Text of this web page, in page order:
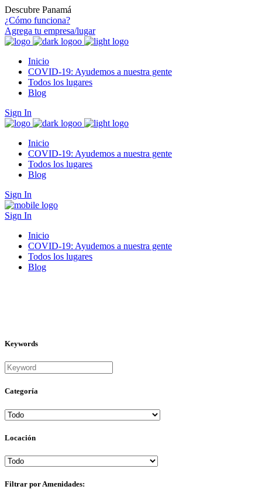
Descubre Panamá
¿Cómo funciona?
Agrega tu empresa/lugar
Inicio
COVID-19: Ayudemos a nuestra gente
Todos los lugares
Blog
Sign In
Inicio
COVID-19: Ayudemos a nuestra gente
Todos los lugares
Blog
Sign In
Sign In
Inicio
COVID-19: Ayudemos a nuestra gente
Todos los lugares
Blog
Keywords
Categoría
Locación
Filtrar por Amenidades: